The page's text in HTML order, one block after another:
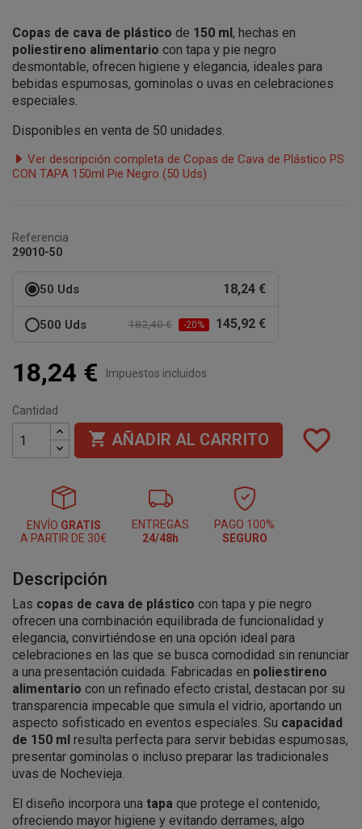
Copas de cava de plástico de 150 ml, hechas en
poliestireno alimentario con tapa y pie negro
desmontable, ofrecen higiene y elegancia, ideales para
bebidas espumosas, gominolas o uvas en celebraciones
especiales.
Disponibles en venta de 50 unidades.
Ver descripción completa de Copas de Cava de Plástico PS
CON TAPA 150ml Pie Negro (50 Uds)
Referencia
29010-50
50 Uds 18,24 €
500 Uds 182,40 € -20% 145,92 €
18,24 € Impuestos incluidos
Cantidad
 AÑADIR AL CARRITO favorite_border
ENVÍO GRATIS
A PARTIR DE 30€
ENTREGAS
24/48h
PAGO 100%
SEGURO
Descripción
Las copas de cava de plástico con tapa y pie negro
ofrecen una combinación equilibrada de funcionalidad y
elegancia, convirtiéndose en una opción ideal para
celebraciones en las que se busca comodidad sin renunciar
a una presentación cuidada. Fabricadas en poliestireno
alimentario con un refinado efecto cristal, destacan por su
transparencia impecable que simula el vidrio, aportando un
aspecto sofisticado en eventos especiales. Su capacidad
de 150 ml resulta perfecta para servir bebidas espumosas,
presentar gominolas o incluso preparar las tradicionales
uvas de Nochevieja.
El diseño incorpora una tapa que protege el contenido,
ofreciendo mayor higiene y evitando derrames, algo